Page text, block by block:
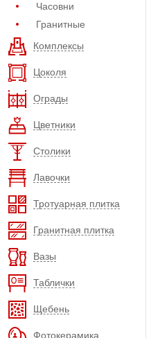
Часовни
Гранитные
Комплексы
Цоколя
Ограды
Цветники
Столики
Лавочки
Тротуарная плитка
Гранитная плитка
Вазы
Таблички
Щебень
Фотокерамика